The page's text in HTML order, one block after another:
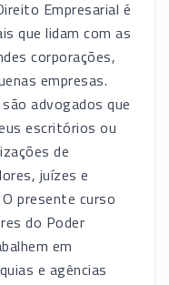
Empresarial é
que lidam com as
corporações,
empresas.
advogados que
escritórios ou
de
juízes e
presente curso
do Poder
em
e agências